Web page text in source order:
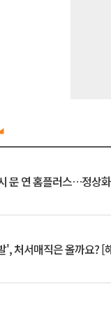
문 연 홈플러스…정상
', 처서매직은 올까요? [